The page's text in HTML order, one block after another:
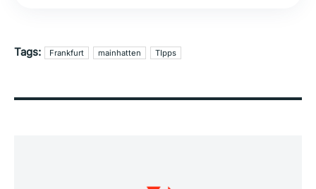
Tags: Frankfurt mainhatten TIpps